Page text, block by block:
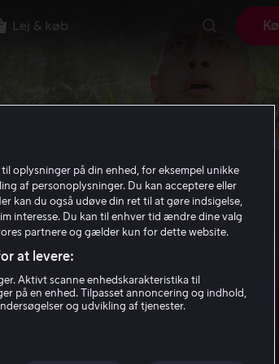
Lej & køb
oplysninger på din enhed, for eksempel unikke
af personoplysninger. Du kan acceptere eller
kan du også udøve din ret til at gøre indsigelse,
interesse. Du kan til enhver tid ændre dine valg
partnere og gælder kun for dette website.
at levere:
Aktivt scanne enhedskarakteristika til
på en enhed. Tilpasset annoncering og indhold,
og udvikling af tjenester.